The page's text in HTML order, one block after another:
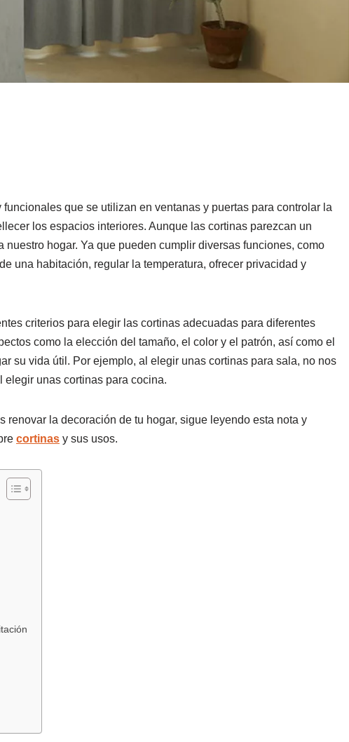
que se utilizan en ventanas y puertas para controlar la
los espacios interiores. Aunque las cortinas parezcan un
hogar. Ya que pueden cumplir diversas funciones, como
una habitación, regular la temperatura, ofrecer privacidad y
criterios para elegir las cortinas adecuadas para diferentes
como la elección del tamaño, el color y el patrón, así como el
su vida útil. Por ejemplo, al elegir unas cortinas para sala, no nos
unas cortinas para cocina.
renovar la decoración de tu hogar, sigue leyendo esta nota y
cortinas y sus usos.